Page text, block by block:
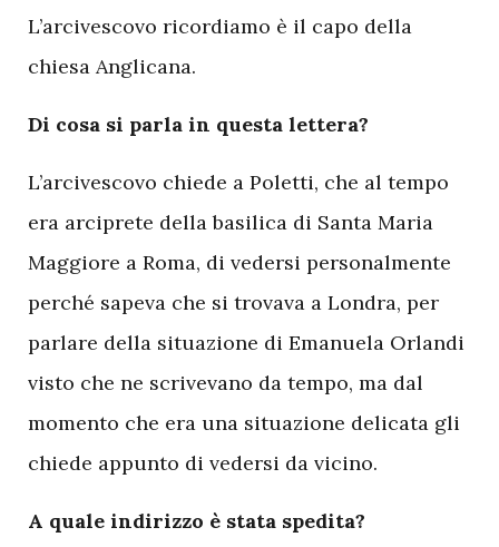
L’arcivescovo ricordiamo è il capo della
chiesa Anglicana.
Di cosa si parla in questa lettera?
L’arcivescovo chiede a Poletti, che al tempo
era arciprete della basilica di Santa Maria
Maggiore a Roma, di vedersi personalmente
perché sapeva che si trovava a Londra, per
parlare della situazione di Emanuela Orlandi
visto che ne scrivevano da tempo, ma dal
momento che era una situazione delicata gli
chiede appunto di vedersi da vicino.
A quale indirizzo è stata spedita?